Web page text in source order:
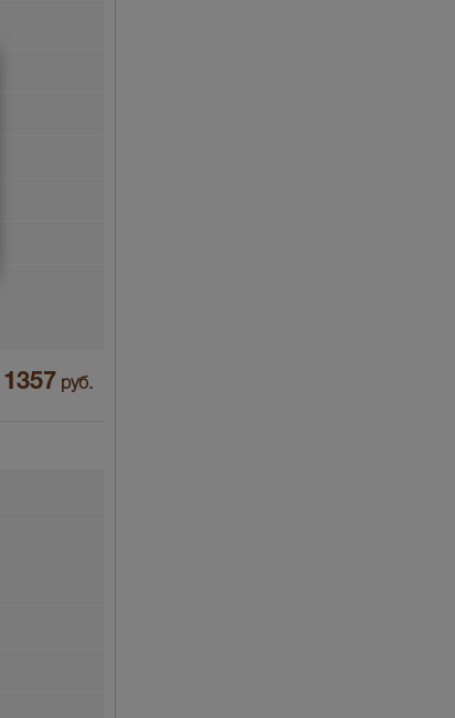
1357 руб.